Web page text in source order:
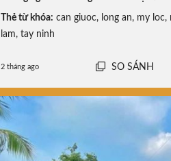
Thẻ từ khóa: can giuoc, long an, my loc,
lam, tay ninh
2 tháng ago SO SÁNH